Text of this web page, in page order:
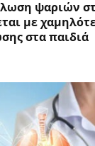
ψαριών
με
στα παιδιά